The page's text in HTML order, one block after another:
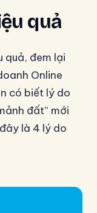
quả
quả, đem lại
Online
có biết lý do
đất” mới
là 4 lý do